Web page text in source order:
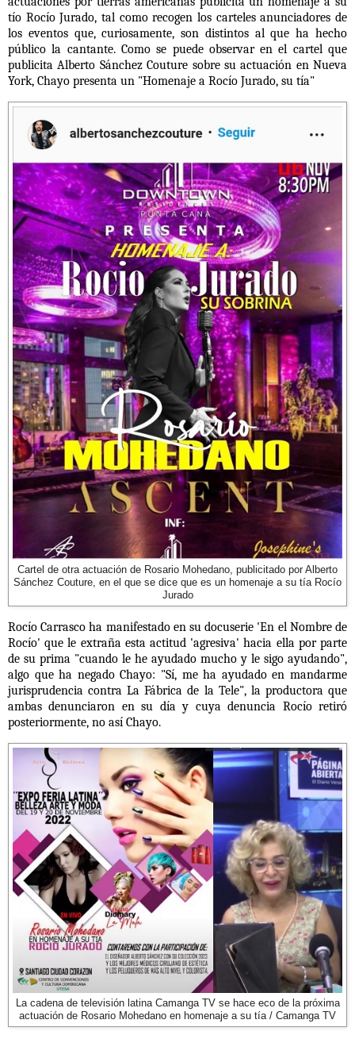
tío Rocío Jurado, tal como recogen los carteles anunciadores de
los eventos que, curiosamente, son distintos al que ha hecho
público la cantante. Como se puede observar en el cartel que
publicita Alberto Sánchez Couture sobre su actuación en Nueva
York, Chayo presenta un "Homenaje a Rocío Jurado, su tía"
Cartel de otra actuación de Rosario Mohedano, publicitado por Alberto
Sánchez Couture, en el que se dice que es un homenaje a su tía Rocío
Jurado
Rocío Carrasco ha manifestado en su docuserie 'En el Nombre de
Rocío' que le extraña esta actitud 'agresiva' hacia ella por parte
de su prima "cuando le he ayudado mucho y le sigo ayudando",
algo que ha negado Chayo: "Sí, me ha ayudado en mandarme
jurisprudencia contra La Fábrica de la Tele", la productora que
ambas denunciaron en su día y cuya denuncia Rocío retiró
posteriormente, no así Chayo.
La cadena de televisión latina Camanga TV se hace eco de la próxima
actuación de Rosario Mohedano en homenaje a su tía / Camanga TV